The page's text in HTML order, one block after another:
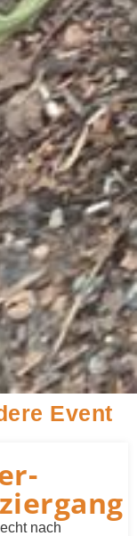
Event
nach